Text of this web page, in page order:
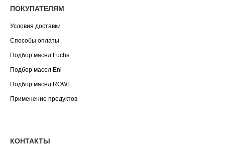
ПОКУПАТЕЛЯМ
Условия доставки
Способы оплаты
Подбор масел Fuchs
Подбор масел Eni
Подбор масел ROWE
Применение продуктов
КОНТАКТЫ